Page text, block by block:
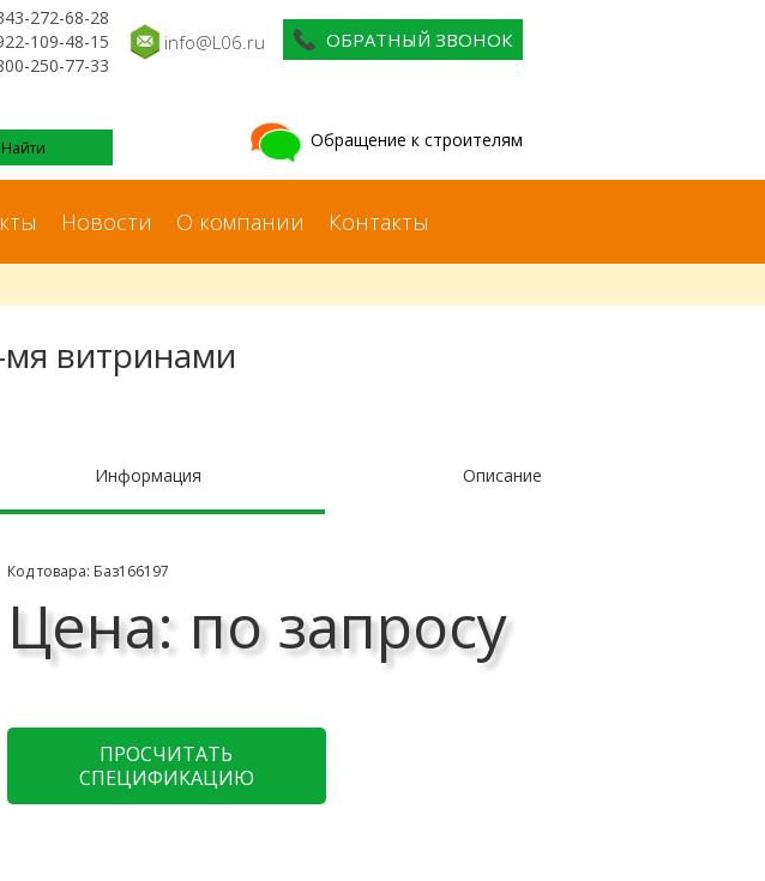
272-68-28
109-48-15
250-77-33
info@L06.ru ОБРАТНЫЙ ЗВОНОК
Обращение к строителям
Новости О компании Контакты
витринами
Информация Описание
Код товара: Баз166197
Цена: по запросу
ПРОСЧИТАТЬ
СПЕЦИФИКАЦИЮ